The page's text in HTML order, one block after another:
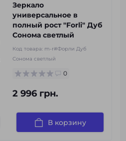
Зеркало
универсальное в
полный рост "Forli" Дуб
Сонома светлый
Код товара: m-r#Форли Дуб
Сонома светлый
0
2 996 грн.
В корзину